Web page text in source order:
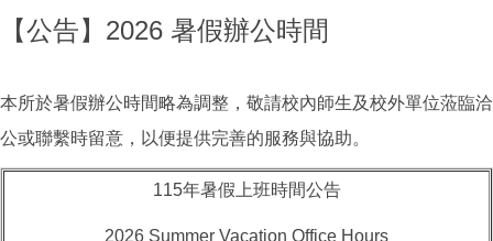
【公告】2026 暑假辦公時間
本所於暑假辦公時間略為調整，敬請校內師生及校外單位蒞臨洽
公或聯繫時留意，以便提供完善的服務與協助。
115年暑假上班時間公告
2026 Summer Vacation Office Hours